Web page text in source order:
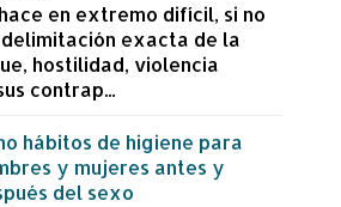
en extremo difícil, si no
exacta de la
hostilidad, violencia
contrap...
hábitos de higiene para
y mujeres antes y
del sexo